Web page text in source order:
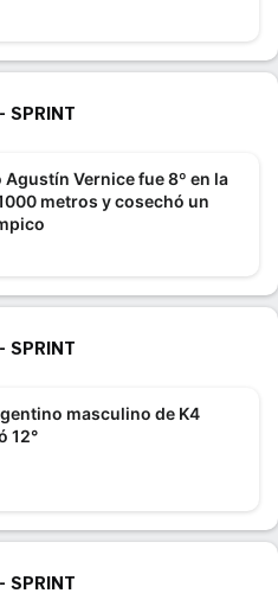
SPRINT
Agustín Vernice fue 8º en la
metros y cosechó un
SPRINT
masculino de K4
12°
SPRINT